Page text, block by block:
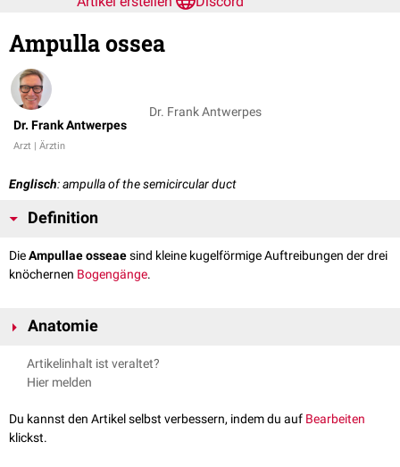
Ampulla ossea
Dr. Frank Antwerpes
Arzt | Ärztin
Dr. Frank Antwerpes
Englisch: ampulla of the semicircular duct
Definition
DieAmpullae osseaesind kleine kugelförmige Auftreibungen der drei
knöchernen Bogengänge.
Anatomie
Die Ampullae osseae befinden sich jeweils an dem Ende der drei
Bogengänge, das in den
Artikelinhalt ist veraltet?
Hier melden
Du kannst den Artikel selbst verbessern, indem du auf Bearbeiten
klickst.